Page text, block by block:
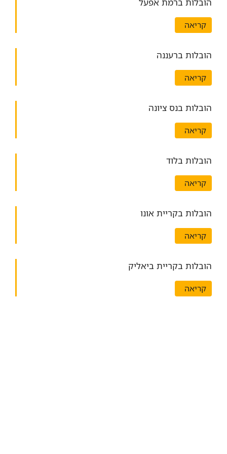
הובלות ברמת אפעל
קריאה
הובלות ברעננה
קריאה
הובלות בנס ציונה
קריאה
הובלות בלוד
קריאה
הובלות בקריית אונו
קריאה
הובלות בקריית ביאליק
קריאה